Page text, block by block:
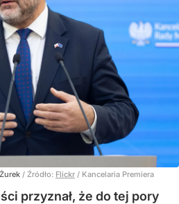
/ Źródło: Flickr / Kancelaria Premiera
przyznał, że do tej pory